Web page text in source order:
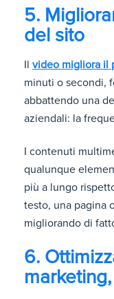
5.
del sito
Il video migliora il
minuti o secondi,
abbattendo una
aziendali: la
I contenuti
qualunque
più a lungo
testo, una pagina
migliorando di
6.